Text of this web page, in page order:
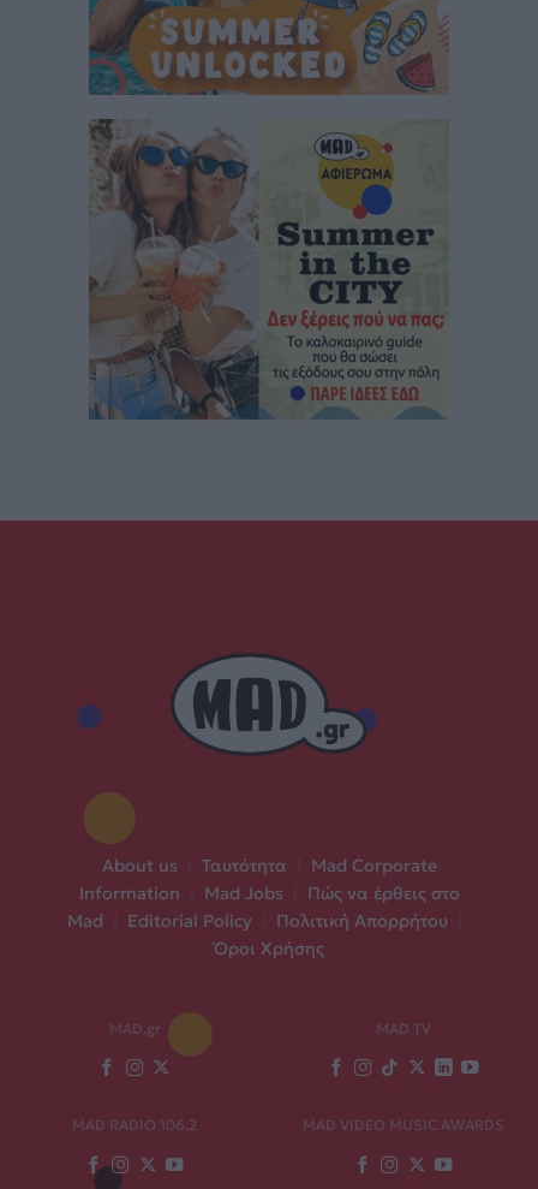
About us Ταυτότητα
Mad Corporate
Information
Mad Jobs
Πώς να έρθεις στο
Mad
Editorial Policy Πολιτική Απορρήτου
Όροι Χρήσης
MAD.gr MAD TV
MAD RADIO 106,2 MAD VIDEO MUSIC AWARDS